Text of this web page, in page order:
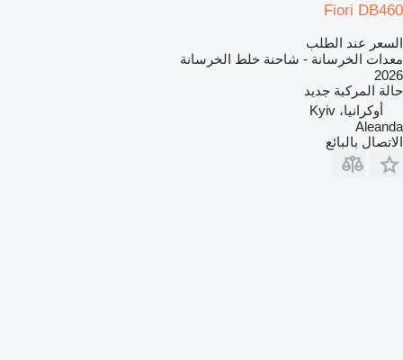
Fiori DB460
السعر عند الطلب
معدات الخرسانة - شاحنة خلط الخرسانة
2026
حالة المركبة جديد
أوكرانيا، Kyiv
Aleanda
الاتصال بالبائع